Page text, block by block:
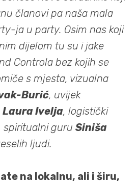
članovi pa naša mala
ja u party. Osim nas koji
dijelom tu su i jake
Controla bez kojih se
s mjesta, vizualna
Burić, uvijek
Laura Ivelja, logistički
spiritualni guru Siniša
ljudi.
na lokalnu, ali i širu,